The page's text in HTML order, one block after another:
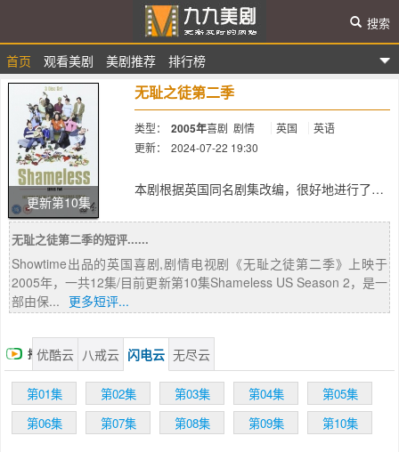
九九美剧
首页 观看美剧 美剧推荐 排行榜
搜索
更新第10集
无耻之徒第二季
类型： 2005年喜剧 剧情 英国
英语
更新：
2024-07-22 19:30
本剧根据英国同名剧集改编，很好地进行了
下阶层普通家庭的生活现状，各种各样「少儿
不宜」的元素都有－－抽烟、酗酒、吸毒、滥
交……与Showtime其他剧集《单身毒妈》、
《如果还有明天》、《双面法医》等定位相
扮演有六个孩子的单身父亲Frank。他收入不
高，整天酗酒，根本不管儿女们的死活，不到
20岁的大女儿Fiona（Emmy Rossum）不得
不承担起照顾五个弟妹以及养家糊口的责任。
读高三的Philip（Jeremy Allen White扮演）绰
无耻之徒第二季的短评......
Showtime出品的英国喜剧,剧情电视剧《无耻之徒第二季》上映于
2005年，一共12集/目前更新第10集Shameless US Season 2，是一
部由保... 更多短评...
播优酷云 八戒云 闪电云 无尽云
第01集 第02集 第03集 第04集
第05集
第06集
第07集 第08集 第09集 第10集